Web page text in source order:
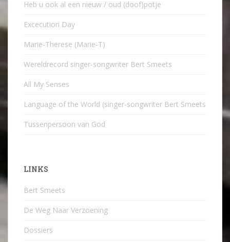
Heb u ook al een nieuw / oud (doof)potje
Excecution Day
Marie-Therese (Marie-T)
Wereldrecord singer-songwriter Bert Smeets
All My Senses
Language of the World (singer-songwriter Bert Smeets
Tussenpersoon van God
LINKS
Bert Smeets
De Weg Naar Verzoening
Dossiers